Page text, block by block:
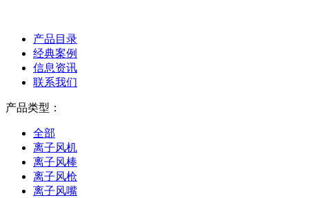
产品目录
经典案例
信息资讯
联系我们
产品类型：
全部
离子风机
离子风棒
离子风枪
离子风嘴